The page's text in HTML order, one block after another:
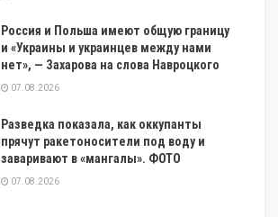
Россия и Польша имеют общую границу
и «Украины и украинцев между нами
нет», — Захарова на слова Навроцкого
07.08.2026
Разведка показала, как оккупанты
прячут ракетоносители под воду и
заваривают в «мангалы». ФОТО
07.08.2026